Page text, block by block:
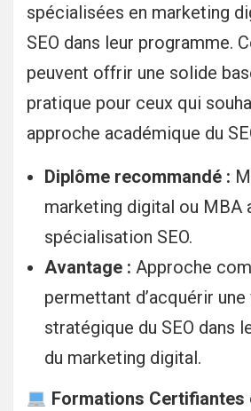
spécialisées en marketing
SEO dans leur programme.
peuvent offrir une solide
pratique pour ceux qui
approche académique du
Diplôme recommandé :
marketing digital ou MBA
spécialisation SEO.
Avantage : Approche
permettant d’acquérir
stratégique du SEO dans
du marketing digital.
Formations Certifiantes